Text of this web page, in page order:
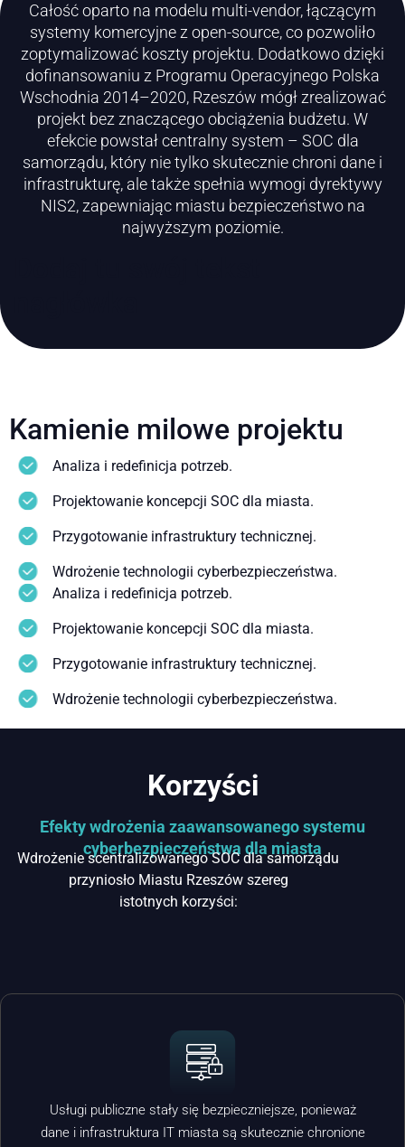
Całość oparto na modelu multi-vendor, łączącym
systemy komercyjne z open-source, co pozwoliło
zoptymalizować koszty projektu. Dodatkowo dzięki
dofinansowaniu z Programu Operacyjnego Polska
Wschodnia 2014–2020, Rzeszów mógł zrealizować
projekt bez znaczącego obciążenia budżetu. W
efekcie powstał centralny system – SOC dla
samorządu, który nie tylko skutecznie chroni dane i
infrastrukturę, ale także spełnia wymogi dyrektywy
NIS2, zapewniając miastu bezpieczeństwo na
najwyższym poziomie.
Kamienie milowe projektu
Analiza i redefinicja potrzeb.
Projektowanie koncepcji SOC dla miasta.
Przygotowanie infrastruktury technicznej.
Wdrożenie technologii cyberbezpieczeństwa.
Analiza i redefinicja potrzeb.
Projektowanie koncepcji SOC dla miasta.
Przygotowanie infrastruktury technicznej.
Wdrożenie technologii cyberbezpieczeństwa.
Korzyści
Efekty wdrożenia zaawansowanego systemu
cyberbezpieczeństwa dla miasta
Wdrożenie scentralizowanego SOC dla samorządu
przyniosło Miastu Rzeszów szereg
istotnych korzyści:
Usługi publiczne stały się bezpieczniejsze, ponieważ
dane i infrastruktura IT miasta są skutecznie chronione